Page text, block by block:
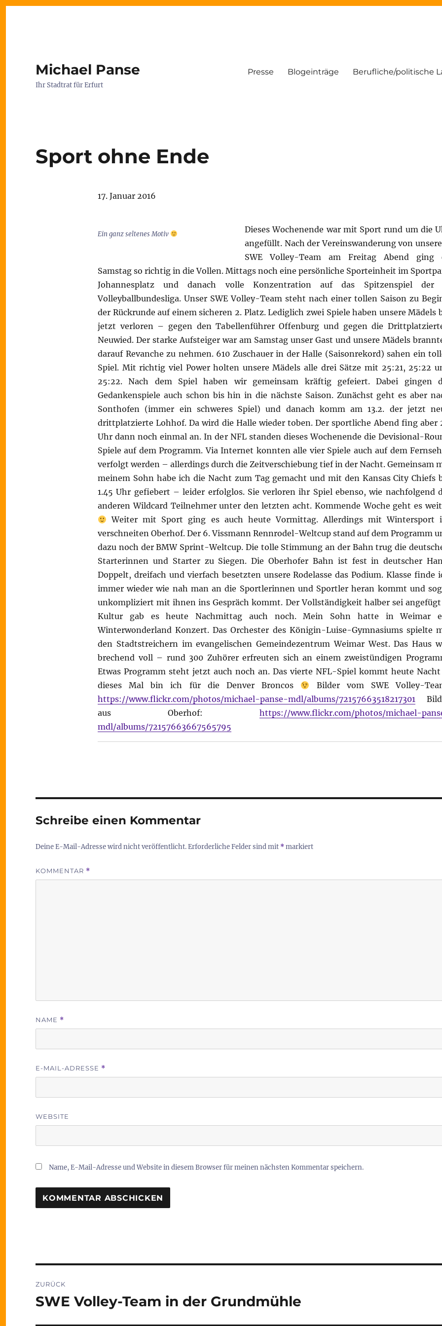
Michael Panse
Ihr Stadtrat für Erfurt
Presse Blogeinträge Berufliche/politische
Sport ohne Ende
17. Januar 2016
Ein ganz seltenes Motiv
Dieses Wochenende war mit Sport rund um die
angefüllt. Nach der Vereinswanderung von
SWE Volley-Team am Freitag Abend ging
Samstag so richtig in die Vollen. Mittags noch eine persönliche Sporteinheit im
Johannesplatz und danach volle Konzentration auf das Spitzenspiel der
Volleyballbundesliga. Unser SWE Volley-Team steht nach einer tollen Saison zu
der Rückrunde auf einem sicheren 2. Platz. Lediglich zwei Spiele haben unsere Mädels
jetzt verloren – gegen den Tabellenführer Offenburg und gegen die
Neuwied. Der starke Aufsteiger war am Samstag unser Gast und unsere Mädels
darauf Revanche zu nehmen. 610 Zuschauer in der Halle (Saisonrekord) sahen ein
Spiel. Mit richtig viel Power holten unsere Mädels alle drei Sätze mit 25:21, 25:22
25:22. Nach dem Spiel haben wir gemeinsam kräftig gefeiert. Dabei gingen
Gedankenspiele auch schon bis hin in die nächste Saison. Zunächst geht es aber
Sonthofen (immer ein schweres Spiel) und danach komm am 13.2. der jetzt
drittplatzierte Lohhof. Da wird die Halle wieder toben. Der sportliche Abend fing aber
Uhr dann noch einmal an. In der NFL standen dieses Wochenende die Devisional-
Spiele auf dem Programm. Via Internet konnten alle vier Spiele auch auf dem
verfolgt werden – allerdings durch die Zeitverschiebung tief in der Nacht. Gemeinsam
meinem Sohn habe ich die Nacht zum Tag gemacht und mit den Kansas City Chiefs
1.45 Uhr gefiebert – leider erfolglos. Sie verloren ihr Spiel ebenso, wie nachfolgend
anderen Wildcard Teilnehmer unter den letzten acht. Kommende Woche geht es
Weiter mit Sport ging es auch heute Vormittag. Allerdings mit Wintersport
verschneiten Oberhof. Der 6. Vissmann Rennrodel-Weltcup stand auf dem Programm
dazu noch der BMW Sprint-Weltcup. Die tolle Stimmung an der Bahn trug die
Starterinnen und Starter zu Siegen. Die Oberhofer Bahn ist fest in deutscher
Doppelt, dreifach und vierfach besetzten unsere Rodelasse das Podium. Klasse finde
immer wieder wie nah man an die Sportlerinnen und Sportler heran kommt und
unkompliziert mit ihnen ins Gespräch kommt. Der Vollständigkeit halber sei
Kultur gab es heute Nachmittag auch noch. Mein Sohn hatte in Weimar
Winterwonderland Konzert. Das Orchester des Königin-Luise-Gymnasiums spielte
den Stadtstreichern im evangelischen Gemeindezentrum Weimar West. Das Haus
brechend voll – rund 300 Zuhörer erfreuten sich an einem zweistündigen
Etwas Programm steht jetzt auch noch an. Das vierte NFL-Spiel kommt heute
dieses Mal bin ich für die Denver Broncos
Bilder vom SWE Volley-
https://www.flickr.com/photos/michael-panse-mdl/albums/72157663518217301
aus Oberhof: https://www.flickr.com/photos/michael-
mdl/albums/72157663667565795
Schreibe einen Kommentar
Deine E-Mail-Adresse wird nicht veröffentlicht.Erforderliche Felder sind mit *markiert
KOMMENTAR *
NAME *
E-MAIL-ADRESSE *
WEBSITE
Name, E-Mail-Adresse und Website in diesem Browser für meinen nächsten Kommentar speichern.
ZURÜCK
Vorheriger
SWE Volley-Team in der Grundmühle